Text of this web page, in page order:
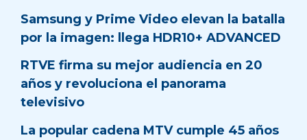
Samsung y Prime Video elevan la batalla
por la imagen: llega HDR10+ ADVANCED
RTVE firma su mejor audiencia en 20
años y revoluciona el panorama
televisivo
La popular cadena MTV cumple 45 años